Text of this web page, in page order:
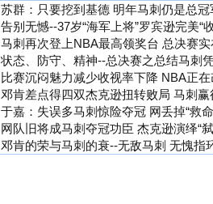
苏群：只要挖到基德 明年马刺仍是总
告别无憾--37岁“海军上将”罗宾逊完美“
马刺再次登上NBA最高领奖台 总决赛
状态、防守、精神--总决赛之总结马刺
比赛沉闷魅力减少收视率下降 NBA正
邓肯差点得四双杰克逊扭转败局 马刺
于嘉：失误多马刺惊险夺冠 网丢掉“救
网队旧将成马刺夺冠功臣 杰克逊演绎“
邓肯的荣与马刺的衰--无敌马刺 无愧指